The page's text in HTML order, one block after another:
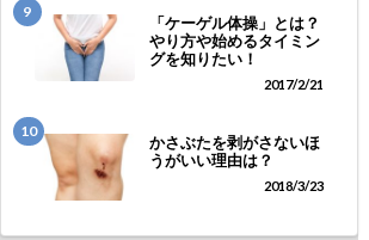
9
「ケーゲル体操」とは？
やり方や始めるタイミン
グを知りたい！
2017/2/21
10
かさぶたを剥がさないほ
うがいい理由は？
2018/3/23